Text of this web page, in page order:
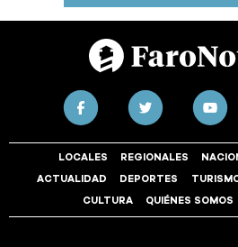
LOCALES REGIONALES
ACTUALIDAD DEPORTES
CULTURA QUIÉNES SOMOS